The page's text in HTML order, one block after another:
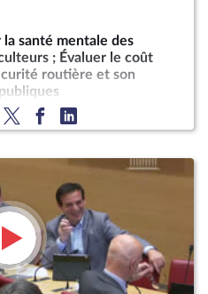
santé mentale des
; Évaluer le coût
routière et son